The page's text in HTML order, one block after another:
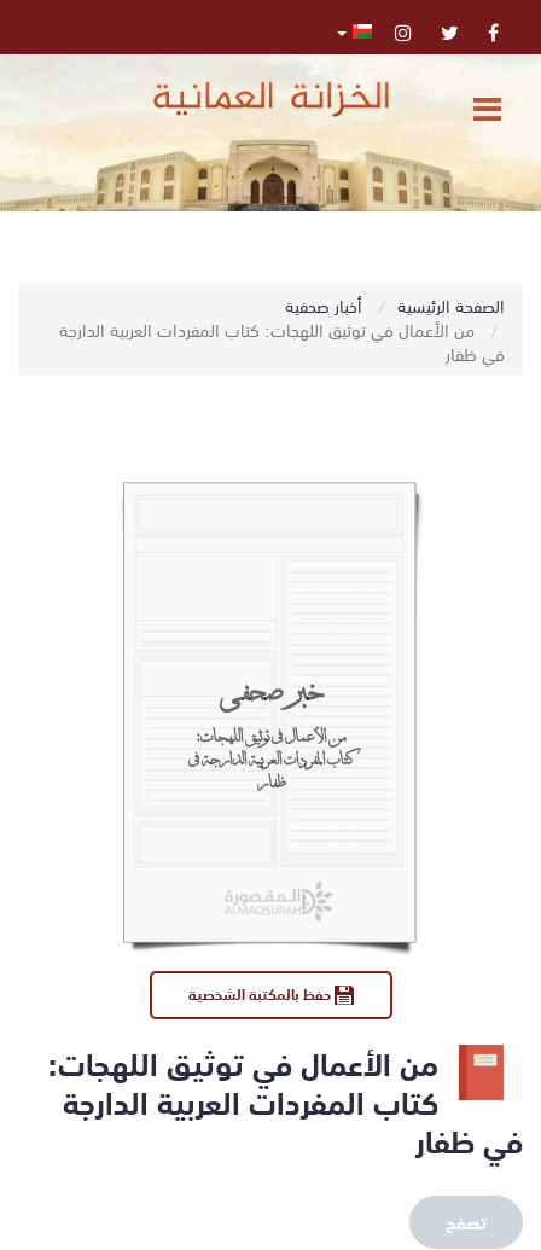
المركز
الإعلامي
تسجيل
الصفحة الرئيسية أخبار صحفية
من الأعمال في توثيق اللهجات: كتاب المفردات العربية الدارجة
في ظفار
حفظ بالمكتبة الشخصية
خبر صحفي
من الأعمال في توثيق اللهجات:
كتاب المفردات العربية الدارجة في
ظفار
من الأعمال في توثيق اللهجات:
كتاب المفردات العربية الدارجة
في ظفار
تصفح